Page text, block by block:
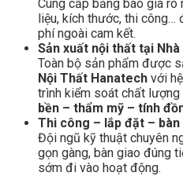
Cung cấp bảng báo giá
liệu, kích thước, thi công…
phí ngoài cam kết.
Sản xuất nội thất tại
Toàn bộ sản phẩm được
Nội Thất Hanatech với
trình kiểm soát chất
bền – thẩm mỹ – tính
Thi công – lắp đặt –
Đội ngũ kỹ thuật chuyên
gọn gàng, bàn giao đúng
sớm đi vào hoạt động.